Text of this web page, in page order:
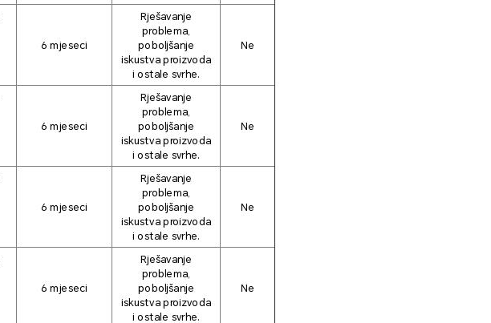
6 mjeseci
Rješavanje
problema,
poboljšanje
iskustva proizvoda
i ostale svrhe.
Ne
6 mjeseci
Rješavanje
problema,
poboljšanje
iskustva proizvoda
i ostale svrhe.
Ne
6 mjeseci
Rješavanje
problema,
poboljšanje
iskustva proizvoda
i ostale svrhe.
Ne
6 mjeseci
Rješavanje
problema,
poboljšanje
iskustva proizvoda
i ostale svrhe.
Ne